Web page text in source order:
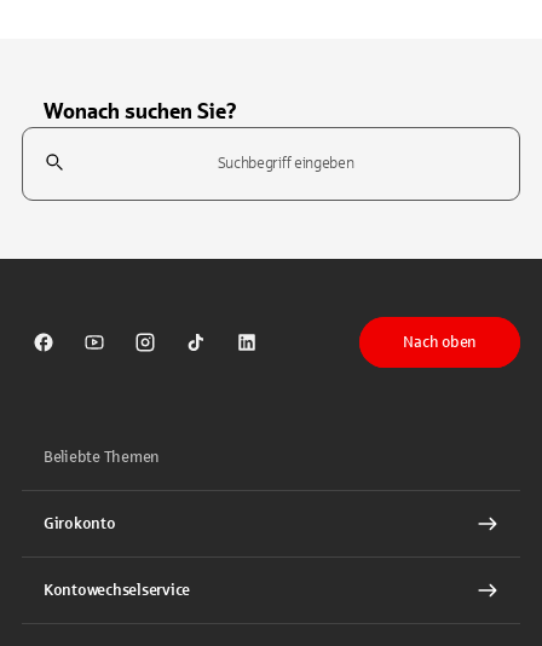
Wonach suchen Sie?
Suchfeld
Sparkasse auf Facebook
Sparkasse auf Youtube
Sparkasse auf Instagram
Sparkasse auf TikTok
Sparkasse auf LinkedIn
Nach oben
Beliebte Themen
Girokonto
Kontowechselservice